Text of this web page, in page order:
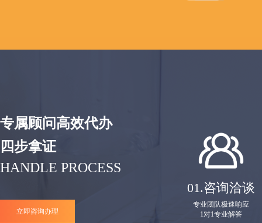
专属顾问高效代办
四步拿证
HANDLE PROCESS
立即咨询办理
01.咨询洽谈
专业团队极速响应
1对1专业解答